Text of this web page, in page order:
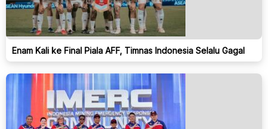
Enam Kali ke Final Piala AFF, Timnas Indonesia Selalu Gagal